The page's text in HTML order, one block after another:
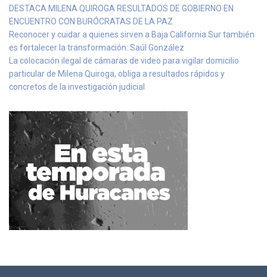
DESTACA MILENA QUIROGA RESULTADOS DE GOBIERNO EN
ENCUENTRO CON BURÓCRATAS DE LA PAZ
Reconocer y cuidar a quienes sirven a Baja California Sur también
es fortalecer la transformación: Saúl González
La colocación ilegal de cámaras de video para vigilar domicilio
particular de Milena Quiroga, obliga a resultados rápidos y
concretos de la investigación judicial